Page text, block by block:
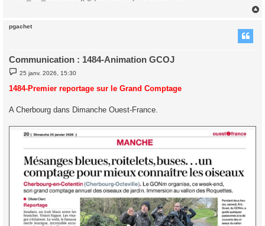
pgachet
Communication : 1484-Animation GCOJ
M
e
s
s
g
e
25 janv. 2026, 15:30
1484-Premier reportage sur le Grand Comptage
A Cherbourg dans Dimanche Ouest-France.